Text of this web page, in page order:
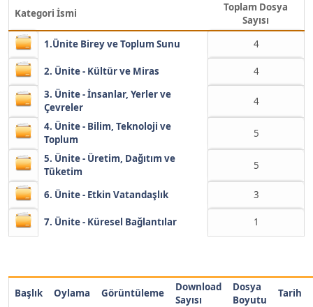
Kategori İsmi
Toplam Dosya
Sayısı
1.Ünite Birey ve Toplum Sunu
4
2. Ünite - Kültür ve Miras
4
3. Ünite - İnsanlar, Yerler ve
Çevreler
4
4. Ünite - Bilim, Teknoloji ve
Toplum
5
5. Ünite - Üretim, Dağıtım ve
Tüketim
5
6. Ünite - Etkin Vatandaşlık 3
7. Ünite - Küresel Bağlantılar 1
Başlık Oylama Görüntüleme
Download
Sayısı
Dosya
Boyutu
Tarih